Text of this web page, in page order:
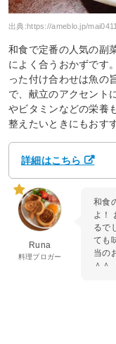
出典: https://ameblo.jp/
和食で定番の人気の副
によく合うおかずです
った付け合わせは魚の
で、献立のアクセント
やビタミンなどの栄養
整えたいときにもおす
詳細はこちら
Runa
料理ブロガー
和食
よ！
るで
ても
当の
＾＾